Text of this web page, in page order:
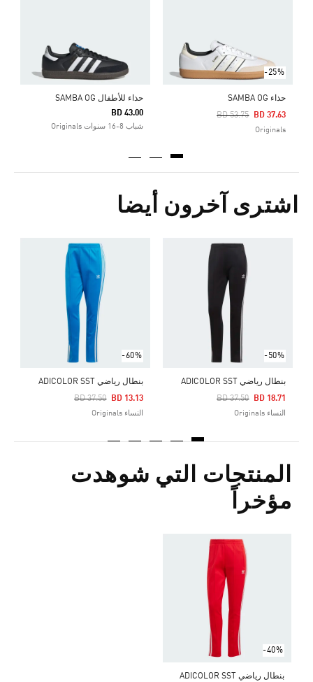
-25%
حذاء SAMBA OG
Price Reduced From
BD 53.75
To BD 37.63
Originals
حذاء للأطفال SAMBA OG
BD 43.00
شباب 8-16 سنوات Originals
اشترى آخرون أيضا
-50%
بنطال رياضي ADICOLOR SST
Price Reduced From
BD 37.50
To BD 18.71
النساء Originals
-60%
بنطال رياضي ADICOLOR SST
Price Reduced From
BD 37.50
To BD 13.13
النساء Originals
Price Reduced From
المنتجات التي شوهدت
مؤخراً
-40%
بنطال رياضي ADICOLOR SST